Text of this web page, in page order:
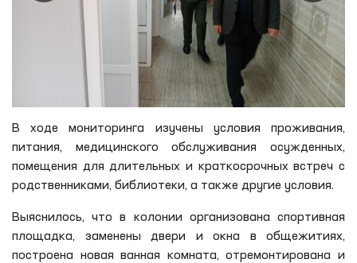
В ходе мониторинга изучены условия проживания,
питания, медицинского обслуживания осужденных,
помещения для длительных и краткосрочных встреч с
родственниками, библиотеки, а также другие условия.
Выяснилось, что в колонии организована спортивная
площадка, заменены двери и окна в общежитиях,
построена новая ванная комната, отремонтирована и